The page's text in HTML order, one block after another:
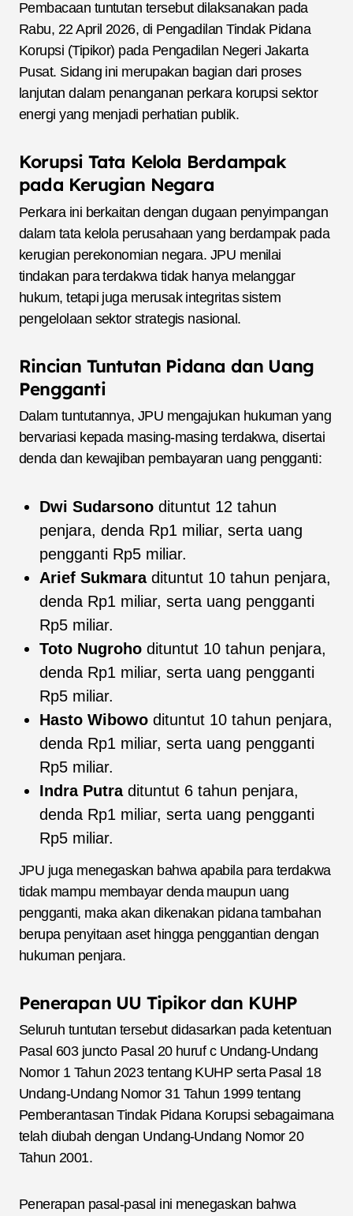
Pembacaan tuntutan tersebut dilaksanakan pada
Rabu, 22 April 2026, di Pengadilan Tindak Pidana
Korupsi (Tipikor) pada Pengadilan Negeri Jakarta
Pusat. Sidang ini merupakan bagian dari proses
lanjutan dalam penanganan perkara korupsi sektor
energi yang menjadi perhatian publik.
Korupsi Tata Kelola Berdampak
pada Kerugian Negara
Perkara ini berkaitan dengan dugaan penyimpangan
dalam tata kelola perusahaan yang berdampak pada
kerugian perekonomian negara. JPU menilai
tindakan para terdakwa tidak hanya melanggar
hukum, tetapi juga merusak integritas sistem
pengelolaan sektor strategis nasional.
Rincian Tuntutan Pidana dan Uang
Pengganti
Dalam tuntutannya, JPU mengajukan hukuman yang
bervariasi kepada masing-masing terdakwa, disertai
denda dan kewajiban pembayaran uang pengganti:
Dwi Sudarsonodituntut 12 tahun
penjara, denda Rp1 miliar, serta uang
pengganti Rp5 miliar.
Arief Sukmaradituntut 10 tahun penjara,
denda Rp1 miliar, serta uang pengganti
Rp5 miliar.
Toto Nugrohodituntut 10 tahun penjara,
denda Rp1 miliar, serta uang pengganti
Rp5 miliar.
Hasto Wibowodituntut 10 tahun penjara,
denda Rp1 miliar, serta uang pengganti
Rp5 miliar.
Indra Putradituntut 6 tahun penjara,
denda Rp1 miliar, serta uang pengganti
Rp5 miliar.
JPU juga menegaskan bahwa apabila para terdakwa
tidak mampu membayar denda maupun uang
pengganti, maka akan dikenakan pidana tambahan
berupa penyitaan aset hingga penggantian dengan
hukuman penjara.
Penerapan UU Tipikor dan KUHP
Seluruh tuntutan tersebut didasarkan pada ketentuan
Pasal 603 juncto Pasal 20 huruf c Undang-Undang
Nomor 1 Tahun 2023 tentang KUHP serta Pasal 18
Undang-Undang Nomor 31 Tahun 1999 tentang
Pemberantasan Tindak Pidana Korupsi sebagaimana
telah diubah dengan Undang-Undang Nomor 20
Tahun 2001.
Penerapan pasal-pasal ini menegaskan bahwa